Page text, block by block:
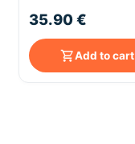
35.90 €
Add to cart